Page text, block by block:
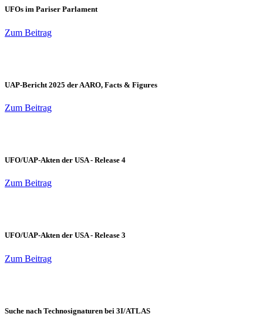
UFOs im Pariser Parlament
Zum Beitrag
UAP-Bericht 2025 der AARO, Facts & Figures
Zum Beitrag
UFO/UAP-Akten der USA - Release 4
Zum Beitrag
UFO/UAP-Akten der USA - Release 3
Zum Beitrag
Suche nach Technosignaturen bei 3I/ATLAS